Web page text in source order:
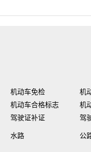
机动车免检
机
机动车合格标志
机
驾驶证补证 驾
水路 公